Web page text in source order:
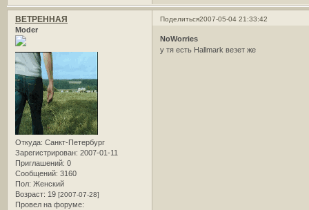
Поделиться2007-05-04 21:33:42
ВЕТРЕННАЯ
Moder
Откуда: Санкт-Петербург
Зарегистрирован: 2007-01-11
Приглашений: 0
Сообщений: 3160
Пол: Женский
Возраст: 19 [2007-07-28]
Провел на форуме:
NoWorries
у тя есть Hallmark везет же